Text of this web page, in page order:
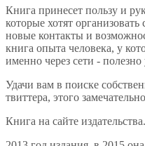
Книга принесет пользу и
которые хотят
новые контакты и
книга опыта человека, у
именно через сети -
Удачи вам в поиске
твиттера, этого
Книга на сайте издательства.